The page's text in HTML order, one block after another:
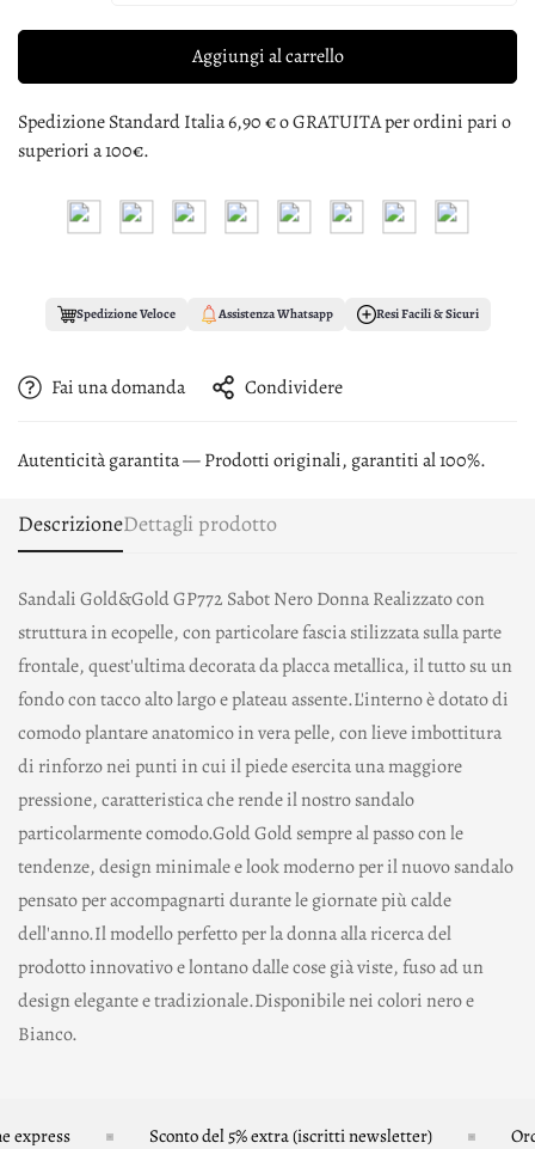
Aggiungi al carrello
Spedizione Standard Italia 6,90 € o GRATUITA per ordini pari o
superiori a 100€.
Spedizione Veloce Assistenza Whatsapp Resi Facili & Sicuri
Fai una domanda Condividere
Autenticità garantita — Prodotti originali, garantiti al 100%.
DescrizioneDettagli prodotto
Sandali Gold&Gold GP772 Sabot Nero Donna Realizzato con
struttura in ecopelle, con particolare fascia stilizzata sulla parte
frontale, quest'ultima decorata da placca metallica, il tutto su un
fondo con tacco alto largo e plateau assente.L'interno è dotato di
comodo plantare anatomico in vera pelle, con lieve imbottitura
di rinforzo nei punti in cui il piede esercita una maggiore
pressione, caratteristica che rende il nostro sandalo
particolarmente comodo.Gold Gold sempre al passo con le
tendenze, design minimale e look moderno per il nuovo sandalo
pensato per accompagnarti durante le giornate più calde
dell'anno.Il modello perfetto per la donna alla ricerca del
prodotto innovativo e lontano dalle cose già viste, fuso ad un
design elegante e tradizionale.Disponibile nei colori nero e
Bianco.
Sconto del 5% extra (iscritti newsletter)